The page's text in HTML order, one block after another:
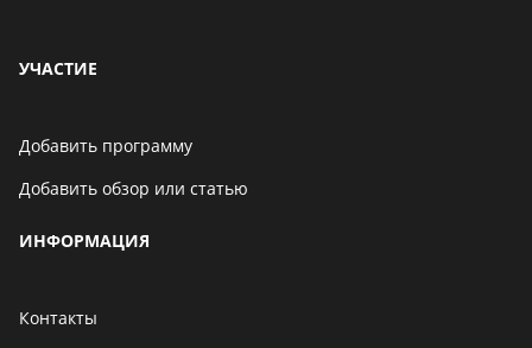
УЧАСТИЕ
Добавить программу
Добавить обзор или статью
ИНФОРМАЦИЯ
Контакты